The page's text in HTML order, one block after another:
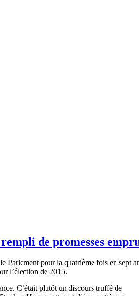
de promesses
le Parlement pour la quatrième fois en sept
l’élection de 2015.
C’était plutôt un discours truffé de